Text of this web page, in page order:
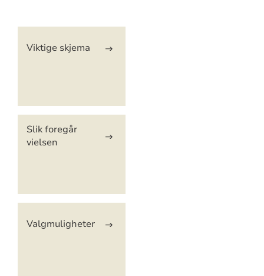
Viktige skjema
Slik foregår
vielsen
Valgmuligheter